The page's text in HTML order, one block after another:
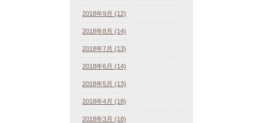
2018年9月 (12)
2018年8月 (14)
2018年7月 (13)
2018年6月 (14)
2018年5月 (13)
2018年4月 (18)
2018年3月 (18)